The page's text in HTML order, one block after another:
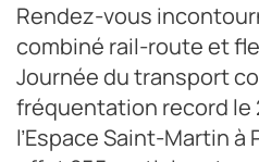
Rendez-vous
combiné rail-route et
Journée du transport
fréquentation record le
l’Espace Saint-Martin à